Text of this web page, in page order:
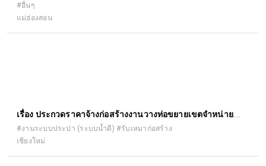
ด้วยวิธีประกวดราคาอิเล็กทรอนิกส์ (e-bidding)
#อื่นๆ
แม่ฮ่องสอน
เรื่อง ประกวดราคาจ้างก่อสร้างงานวางท่อขยายเขตจำหน่ายน้ำ
บ้านร้องขุ่น ซอย ๔ หมู่ ๑๐ ตำบลสันปู เลย อำเภอดอยสะเก็ด
จังหวัดเชียงใหม่ ด้วยวิธีประกวดราคาอิเล็กทรอนิกส์ (e-bidding)
#งานระบบประปา (ระบบน้ำดี) #รับเหมาก่อสร้าง
เชียงใหม่